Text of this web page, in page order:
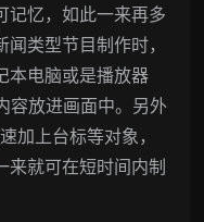
记忆，如此一来再多
类型节目制作时，
本电脑或是播放器
容放进画面中。另外
加上台标等对象，
来就可在短时间内制